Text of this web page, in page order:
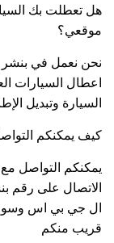
هل تعطلت بك
موقعي؟
نحن نعمل في
اعطال السيارات
السيارة وتبديل
كيف يمكنكم
يمكنكم التواصل
الاتصال على رقم
ال جي بي اس
قريب منكم